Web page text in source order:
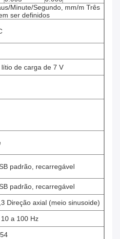
Minute/Segundo, mm/m Três
ser definidos
de carga de 7 V
padrão, recarregável
padrão, recarregável
Direção axial (meio sinusoide)
a 100 Hz